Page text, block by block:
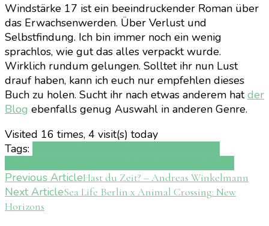
Windstärke 17 ist ein beeindruckender Roman über
das Erwachsenwerden. Über Verlust und
Selbstfindung. Ich bin immer noch ein wenig
sprachlos, wie gut das alles verpackt wurde.
Wirklich rundum gelungen. Solltet ihr nun Lust
drauf haben, kann ich euch nur empfehlen dieses
Buch zu holen. Sucht ihr nach etwas anderem hatder
Blog ebenfalls genug Auswahl in anderen Genre.
Visited 16 times, 4 visit(s) today
Tags:
Post
Navigation
Previous ArticleHast du Zeit? – Andreas Winkelmann
Next ArticleSea Life Berlin x Animal Crossing: New
Horizons